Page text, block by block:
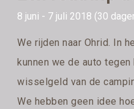
8 juni - 7 juli 2018 (30
We rijden naar Ohrid. In
kunnen we de auto
wisselgeld van de
We hebben geen idee